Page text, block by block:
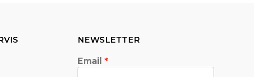
NEWSLETTER
Email